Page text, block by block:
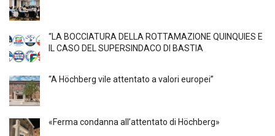
“LA BOCCIATURA DELLA ROTTAMAZIONE QUINQUIES E
IL CASO DEL SUPERSINDACO DI BASTIA
“A Höchberg vile attentato a valori europei”
«Ferma condanna all’attentato di Höchberg»